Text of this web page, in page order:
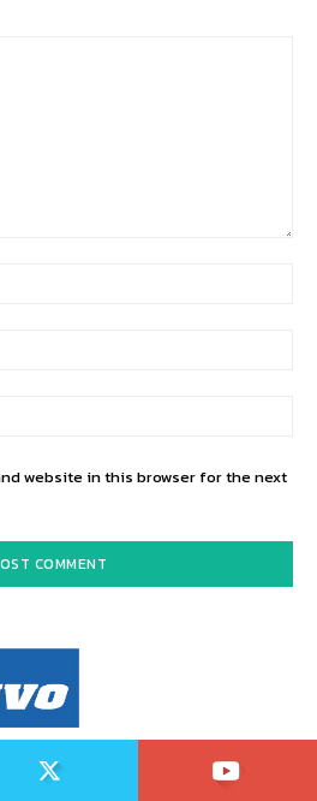
website in this browser for the next